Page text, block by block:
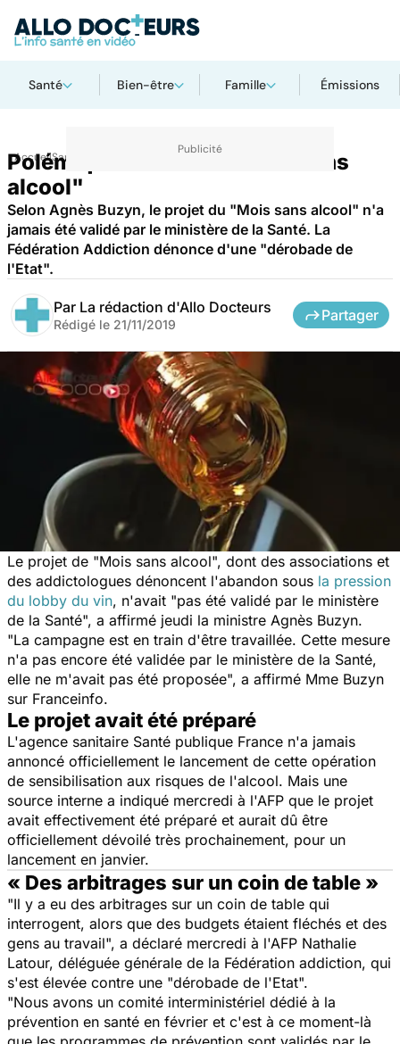
Santé Bien-être Famille Émissions
AccueilSanté
Polémique autour du "Mois sans
alcool"
Selon Agnès Buzyn, le projet du "Mois sans alcool" n'a
jamais été validé par le ministère de la Santé. La
Fédération Addiction dénonce d'une "dérobade de
l'Etat".
Par La rédaction d'Allo Docteurs
Rédigé le 21/11/2019
Partager
Le projet de "Mois sans alcool", dont des associations et
des addictologues dénoncent l'abandon sous la pression
du lobby du vin, n'avait "pas été validé par le ministère
de la Santé", a affirmé jeudi la ministre Agnès Buzyn.
"La campagne est en train d'être travaillée. Cette mesure
n'a pas encore été validée par le ministère de la Santé,
elle ne m'avait pas été proposée", a affirmé Mme Buzyn
sur Franceinfo.
Le projet avait été préparé
L'agence sanitaire Santé publique France n'a jamais
annoncé officiellement le lancement de cette opération
de sensibilisation aux risques de l'alcool. Mais une
source interne a indiqué mercredi à l'AFP que le projet
avait effectivement été préparé et aurait dû être
officiellement dévoilé très prochainement, pour un
lancement en janvier.
« Des arbitrages sur un coin de table »
"Il y a eu des arbitrages sur un coin de table qui
interrogent, alors que des budgets étaient fléchés et des
gens au travail", a déclaré mercredi à l'AFP Nathalie
Latour, déléguée générale de la Fédération addiction, qui
s'est élevée contre une "dérobade de l'Etat".
"Nous avons un comité interministériel dédié à la
prévention en santé en février et c'est à ce moment-là